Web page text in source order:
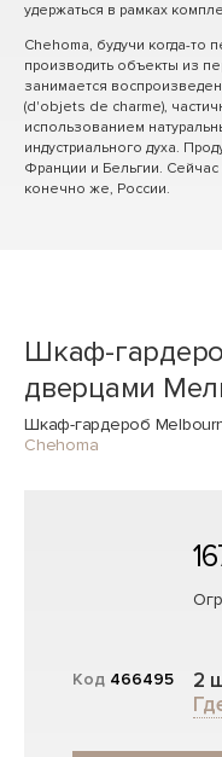
удержаться в рамках
Chehoma, будучи когда-то
производить объекты из
занимается
(d'objets de charme),
использованием
индустриального духа.
Франции и Бельгии.
конечно же, России.
Шкаф-
дверцами
Шкаф-гардероб
Chehoma
Код 466495
2